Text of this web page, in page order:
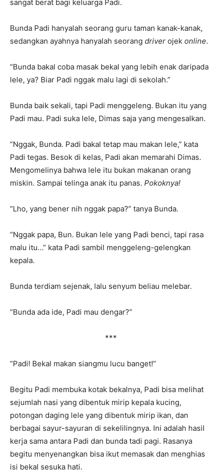
sangat berat bagi keluarga Padi.
Bunda Padi hanyalah seorang guru taman kanak-kanak,
sedangkan ayahnya hanyalah seorang driver ojek online.
“Bunda bakal coba masak bekal yang lebih enak daripada
lele, ya? Biar Padi nggak malu lagi di sekolah.”
Bunda baik sekali, tapi Padi menggeleng. Bukan itu yang
Padi mau. Padi suka lele, Dimas saja yang mengesalkan.
“Nggak, Bunda. Padi bakal tetap mau makan lele,” kata
Padi tegas. Besok di kelas, Padi akan memarahi Dimas.
Mengomelinya bahwa lele itu bukan makanan orang
miskin. Sampai telinga anak itu panas. Pokoknya!
“Lho, yang bener nih nggak papa?” tanya Bunda.
“Nggak papa, Bun. Bukan lele yang Padi benci, tapi rasa
malu itu…” kata Padi sambil menggeleng-gelengkan
kepala.
Bunda terdiam sejenak, lalu senyum beliau melebar.
“Bunda ada ide, Padi mau dengar?”
***
“Padi! Bekal makan siangmu lucu banget!”
Begitu Padi membuka kotak bekalnya, Padi bisa melihat
sejumlah nasi yang dibentuk mirip kepala kucing,
potongan daging lele yang dibentuk mirip ikan, dan
berbagai sayur-sayuran di sekelilingnya. Ini adalah hasil
kerja sama antara Padi dan bunda tadi pagi. Rasanya
begitu menyenangkan bisa ikut memasak dan menghias
isi bekal sesuka hati.